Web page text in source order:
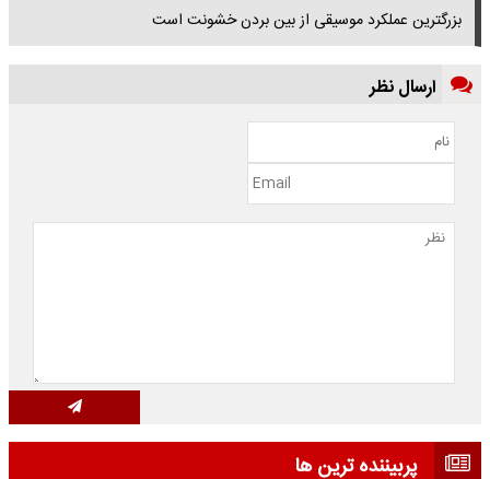
بزرگترین عملکرد موسیقی از بین بردن خشونت است
ارسال نظر
پربیننده ترین ها